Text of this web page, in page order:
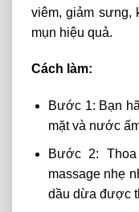
viêm, giảm sưng,
mụn hiệu quả.
Cách làm:
Bước 1: Bạn
mặt và nước
Bước 2:
massage nhẹ
dầu dừa được